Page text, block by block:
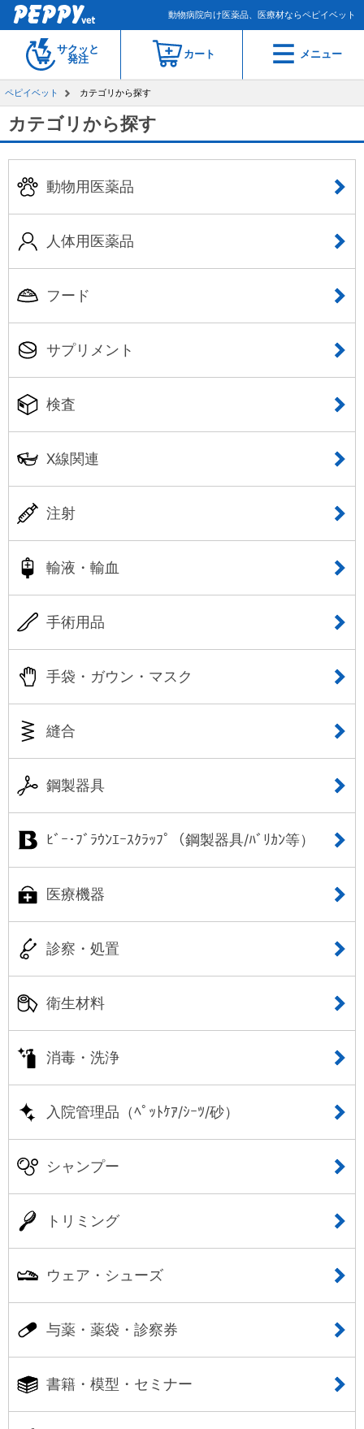
動物病院向け医薬品、医療材ならペピイベット
サクッと
発注
カート メニュー
ペピイベット カテゴリから探す
カテゴリから探す
動物用医薬品
人体用医薬品
フード
サプリメント
検査
X線関連
注射
輸液・輸血
手術用品
手袋・ガウン・マスク
縫合
鋼製器具
ﾋﾞｰ･ﾌﾞﾗｳﾝｴｰｽｸﾗｯﾌﾟ（鋼製器具/ﾊﾞﾘｶﾝ等）
医療機器
診察・処置
衛生材料
消毒・洗浄
入院管理品（ﾍﾟｯﾄｹｱ/ｼｰﾂ/砂）
シャンプー
トリミング
ウェア・シューズ
与薬・薬袋・診察券
書籍・模型・セミナー